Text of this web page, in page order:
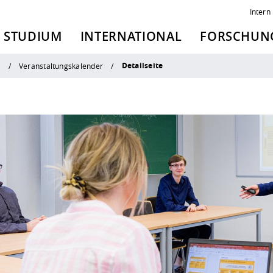
Intern
STUDIUM INTERNATIONAL
Veranstaltungskalender Detailseite